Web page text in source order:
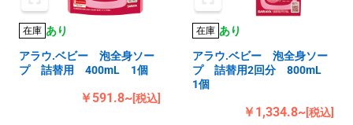
在庫 あり
アラウ.ベビー 泡全身ソー
プ 詰替用 400mL 1個
￥591.8~[税込]
在庫 あり
アラウ.ベビー 泡全身ソー
プ 詰替用2回分 800mL
1個
￥1,334.8~[税込]